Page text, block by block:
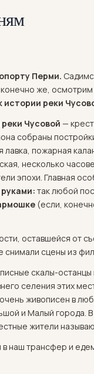
Перми.
же, осмотрим
истории реки
Чусовой —
собраны
лавка, пожарная
несколько
эпохи. Главная
так любой
(если,
оставшейся от
снимали сцены из
скалы-
селения этих
живописен в
и Малый города.
жители
наш трансфер и